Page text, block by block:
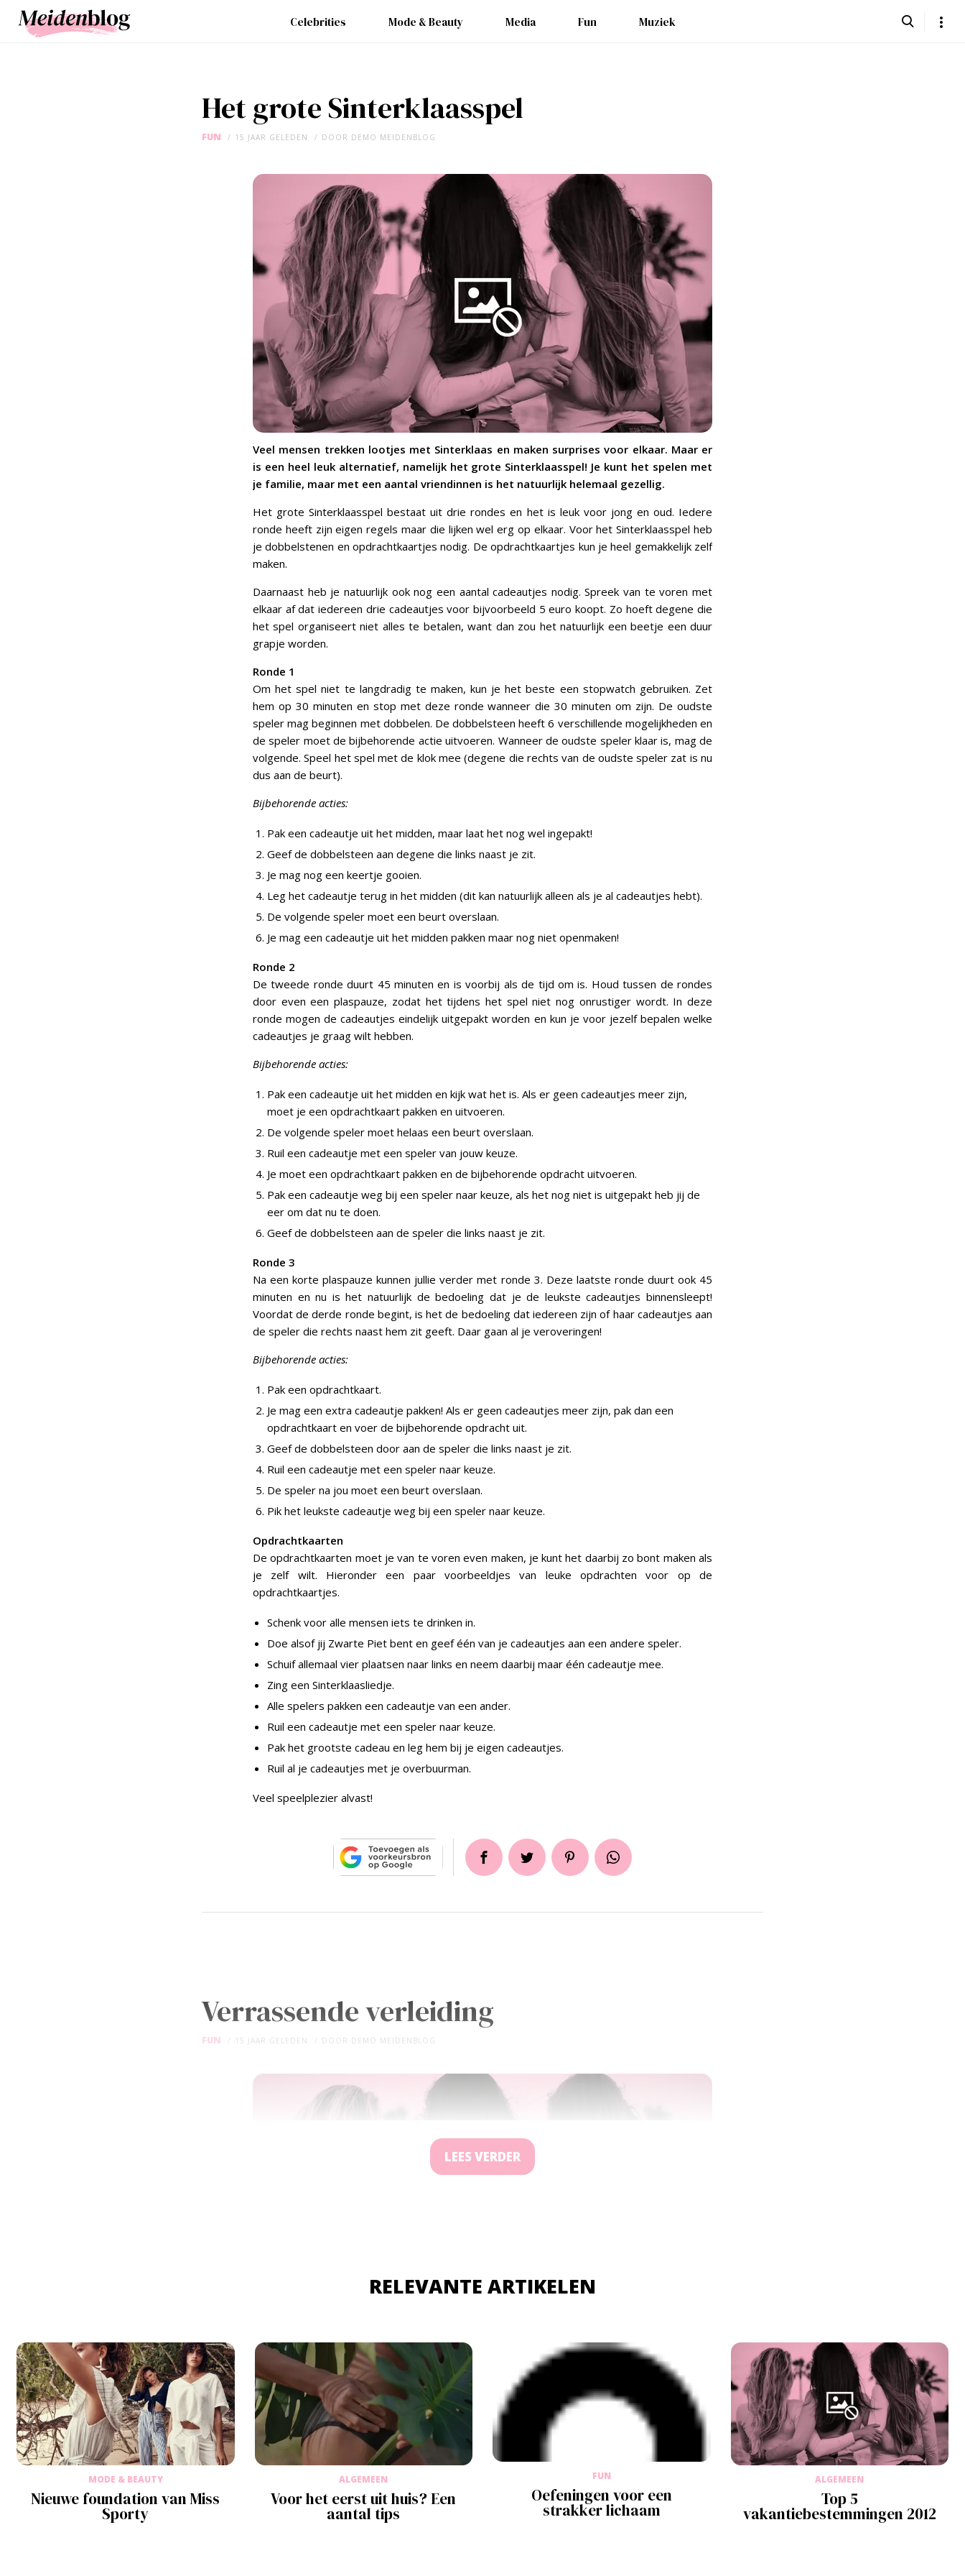
Celebrities Mode & Beauty Media Fun Muziek
Het grote Sinterklaasspel
FUN 15 JAAR GELEDEN DOOR DEMO MEIDENBLOG
Veel mensen trekken lootjes met Sinterklaas en maken surprises voor elkaar. Maar er
is een heel leuk alternatief, namelijk het grote Sinterklaasspel! Je kunt het spelen met
je familie, maar met een aantal vriendinnen is het natuurlijk helemaal gezellig.
Het grote Sinterklaasspel bestaat uit drie rondes en het is leuk voor jong en oud. Iedere
ronde heeft zijn eigen regels maar die lijken wel erg op elkaar. Voor het Sinterklaasspel heb
je dobbelstenen en opdrachtkaartjes nodig. De opdrachtkaartjes kun je heel gemakkelijk zelf
maken.
Daarnaast heb je natuurlijk ook nog een aantal cadeautjes nodig. Spreek van te voren met
elkaar af dat iedereen drie cadeautjes voor bijvoorbeeld 5 euro koopt. Zo hoeft degene die
het spel organiseert niet alles te betalen, want dan zou het natuurlijk een beetje een duur
grapje worden.
Ronde 1
Om het spel niet te langdradig te maken, kun je het beste een stopwatch gebruiken. Zet
hem op 30 minuten en stop met deze ronde wanneer die 30 minuten om zijn. De oudste
speler mag beginnen met dobbelen. De dobbelsteen heeft 6 verschillende mogelijkheden en
de speler moet de bijbehorende actie uitvoeren. Wanneer de oudste speler klaar is, mag de
volgende. Speel het spel met de klok mee (degene die rechts van de oudste speler zat is nu
dus aan de beurt).
Bijbehorende acties:
Pak een cadeautje uit het midden, maar laat het nog wel ingepakt!
Geef de dobbelsteen aan degene die links naast je zit.
Je mag nog een keertje gooien.
Leg het cadeautje terug in het midden (dit kan natuurlijk alleen als je al cadeautjes hebt).
De volgende speler moet een beurt overslaan.
Je mag een cadeautje uit het midden pakken maar nog niet openmaken!
Ronde 2
De tweede ronde duurt 45 minuten en is voorbij als de tijd om is. Houd tussen de rondes
door even een plaspauze, zodat het tijdens het spel niet nog onrustiger wordt. In deze
ronde mogen de cadeautjes eindelijk uitgepakt worden en kun je voor jezelf bepalen welke
cadeautjes je graag wilt hebben.
Bijbehorende acties:
Pak een cadeautje uit het midden en kijk wat het is. Als er geen cadeautjes meer zijn,
moet je een opdrachtkaart pakken en uitvoeren.
De volgende speler moet helaas een beurt overslaan.
Ruil een cadeautje met een speler van jouw keuze.
Je moet een opdrachtkaart pakken en de bijbehorende opdracht uitvoeren.
Pak een cadeautje weg bij een speler naar keuze, als het nog niet is uitgepakt heb jij de
eer om dat nu te doen.
Geef de dobbelsteen aan de speler die links naast je zit.
Ronde 3
Na een korte plaspauze kunnen jullie verder met ronde 3. Deze laatste ronde duurt ook 45
minuten en nu is het natuurlijk de bedoeling dat je de leukste cadeautjes binnensleept!
Voordat de derde ronde begint, is het de bedoeling dat iedereen zijn of haar cadeautjes aan
de speler die rechts naast hem zit geeft. Daar gaan al je veroveringen!
Bijbehorende acties:
Pak een opdrachtkaart.
Je mag een extra cadeautje pakken! Als er geen cadeautjes meer zijn, pak dan een
opdrachtkaart en voer de bijbehorende opdracht uit.
Geef de dobbelsteen door aan de speler die links naast je zit.
Ruil een cadeautje met een speler naar keuze.
De speler na jou moet een beurt overslaan.
Pik het leukste cadeautje weg bij een speler naar keuze.
Opdrachtkaarten
De opdrachtkaarten moet je van te voren even maken, je kunt het daarbij zo bont maken als
je zelf wilt. Hieronder een paar voorbeeldjes van leuke opdrachten voor op de
opdrachtkaartjes.
Schenk voor alle mensen iets te drinken in.
Doe alsof jij Zwarte Piet bent en geef één van je cadeautjes aan een andere speler.
Schuif allemaal vier plaatsen naar links en neem daarbij maar één cadeautje mee.
Zing een Sinterklaasliedje.
Alle spelers pakken een cadeautje van een ander.
Ruil een cadeautje met een speler naar keuze.
Pak het grootste cadeau en leg hem bij je eigen cadeautjes.
Ruil al je cadeautjes met je overbuurman.
Veel speelplezier alvast!
Verrassende verleiding
FUN 15 JAAR GELEDEN DOOR DEMO MEIDENBLOG
LEES VERDER
RELEVANTE ARTIKELEN
MODE & BEAUTY
Nieuwe foundation van Miss
Sporty
ALGEMEEN
Voor het eerst uit huis? Een
aantal tips
FUN
Oefeningen voor een
strakker lichaam
ALGEMEEN
Top 5
vakantiebestemmingen 2012